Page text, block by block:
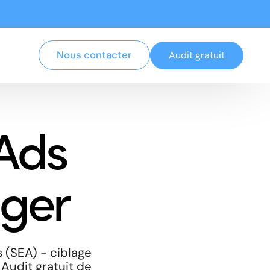
Nous contacter Audit gratuit
(SEA) - ciblage
gratuit de